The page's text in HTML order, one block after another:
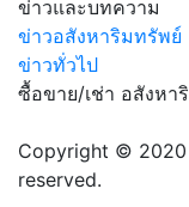
ข่าวและบทความ
ข่าวอสังหาริมทรัพย์
ข่าวทั่วไป
ซื้อขาย/เช่า อสังหา
Copyright © 2020
reserved.